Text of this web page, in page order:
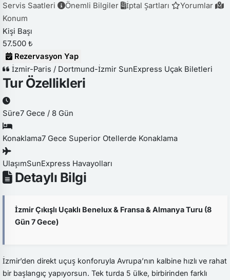
Servis Saatleri
Önemli Bilgiler İptal Şartları
Yorumlar
Konum
Kişi Başı
57.500 ₺
Rezervasyon Yap
İzmir-Paris / Dortmund-İzmir SunExpress Uçak Biletleri
Tur Özellikleri
Süre7 Gece / 8 Gün
Konaklama7 Gece Superior Otellerde Konaklama
UlaşımSunExpress Havayolları
Detaylı Bilgi
İzmir Çıkışlı Uçaklı Benelux & Fransa & Almanya Turu (8
Gün 7 Gece)
İzmir’den direkt uçuş konforuyla Avrupa’nın kalbine hızlı ve rahat
bir başlangıç yapıyorsun. Tek turda 5 ülke, birbirinden farklı